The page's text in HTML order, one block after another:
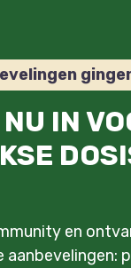
IN
en